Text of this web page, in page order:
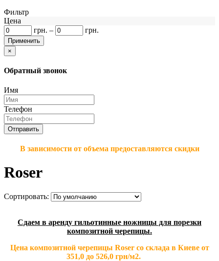
Фильтр
Цена
грн. – грн.
×
Обратный звонок
Имя
Телефон
Отправить
В зависимости от объема предоставляются скидки
Roser
Сортировать:
Сдаем в аренду гильотинные ножницы для порезки
композитной черепицы.
Цена композитной черепицы Roser со склада в Киеве от
351,0 до 526,0 грн/м2.